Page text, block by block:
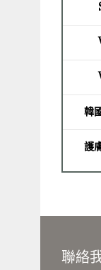
韓
護
聯絡